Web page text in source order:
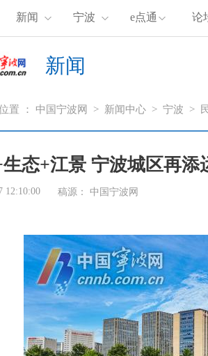
新闻 宁波 e点通 论
新闻
置 ： 中国宁波网 > 新闻中心 > 宁波 >
态+江景 宁波城区再添
12:10:00 稿源： 中国宁波网